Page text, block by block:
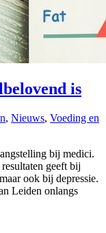
is
, Nieuws, Voeding en
bij medici.
geeft bij
ook bij depressie.
Leiden onlangs